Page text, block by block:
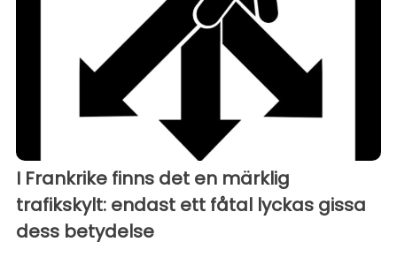
I Frankrike finns det en märklig
trafikskylt: endast ett fåtal lyckas gissa
dess betydelse